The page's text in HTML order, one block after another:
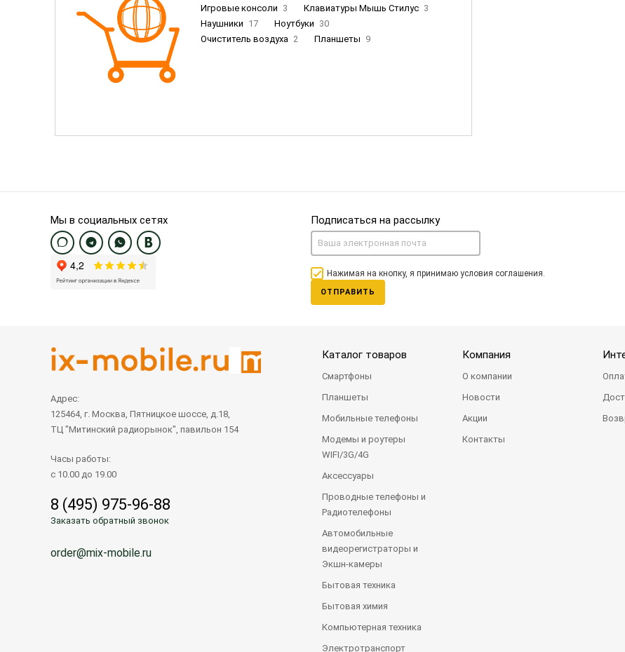
Игровые консоли 3 Клавиатуры Мышь Стилус 3
Наушники 17 Ноутбуки 30
Очиститель воздуха 2 Планшеты 9
Мы в социальных сетях Подписаться на рассылку
Нажимая на кнопку, я принимаю условия соглашения.
ОТПРАВИТЬ
Адрес:
125464, г. Москва, Пятницкое шоссе, д.18,
ТЦ "Митинский радиорынок", павильон 154
Часы работы:
с 10.00 до 19.00
8 (495) 975-96-88
Заказать обратный звонок
order@mix-mobile.ru
Каталог товаров
Смартфоны
Планшеты
Мобильные телефоны
Модемы и роутеры
WIFI/3G/4G
Аксессуары
Проводные телефоны и
Радиотелефоны
Автомобильные
видеорегистраторы и
Экшн-камеры
Бытовая техника
Бытовая химия
Компьютерная техника
Электротранспорт
Компания
О компании
Новости
Акции
Контакты